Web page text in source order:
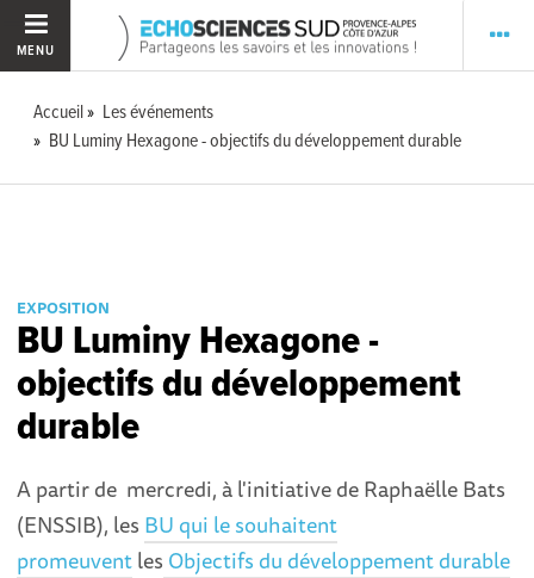
MENU
Accueil
Les événements
BU Luminy Hexagone - objectifs du développement durable
EXPOSITION
BU Luminy Hexagone -
objectifs du développement
durable
A partir de mercredi, à l'initiative de Raphaëlle Bats
(ENSSIB), les BU qui le souhaitent
promeuventles Objectifs du développement durable